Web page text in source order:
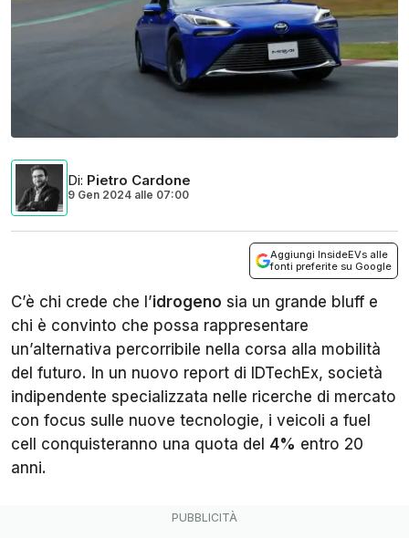
Di: Pietro Cardone
9 Gen 2024 alle 07:00
Aggiungi InsideEVs alle
fonti preferite su Google
C’è chi crede che l’idrogeno sia un grande bluff e
chi è convinto che possa rappresentare
un’alternativa percorribile nella corsa alla mobilità
del futuro. In un nuovo report di IDTechEx, società
indipendente specializzata nelle ricerche di mercato
con focus sulle nuove tecnologie, i veicoli a fuel
cell conquisteranno una quota del 4% entro 20
anni.